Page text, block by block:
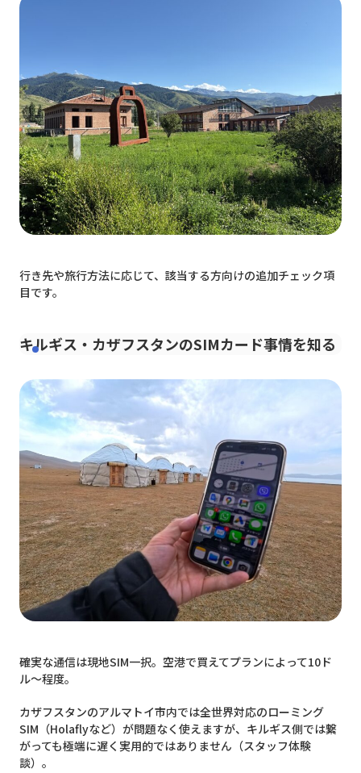
行き先や旅行方法に応じて、該当する方向けの追加チェック項
目です。
キルギス・カザフスタンのSIMカード事情を知る
確実な通信は現地SIM一択。空港で買えてプランによって10ド
ル〜程度。
カザフスタンのアルマトイ市内では全世界対応のローミング
SIM（Holaflyなど）が問題なく使えますが、キルギス側では繋
がっても極端に遅く実用的ではありません（スタッフ体験
談）。